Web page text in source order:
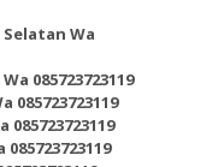
Wa
085723723119